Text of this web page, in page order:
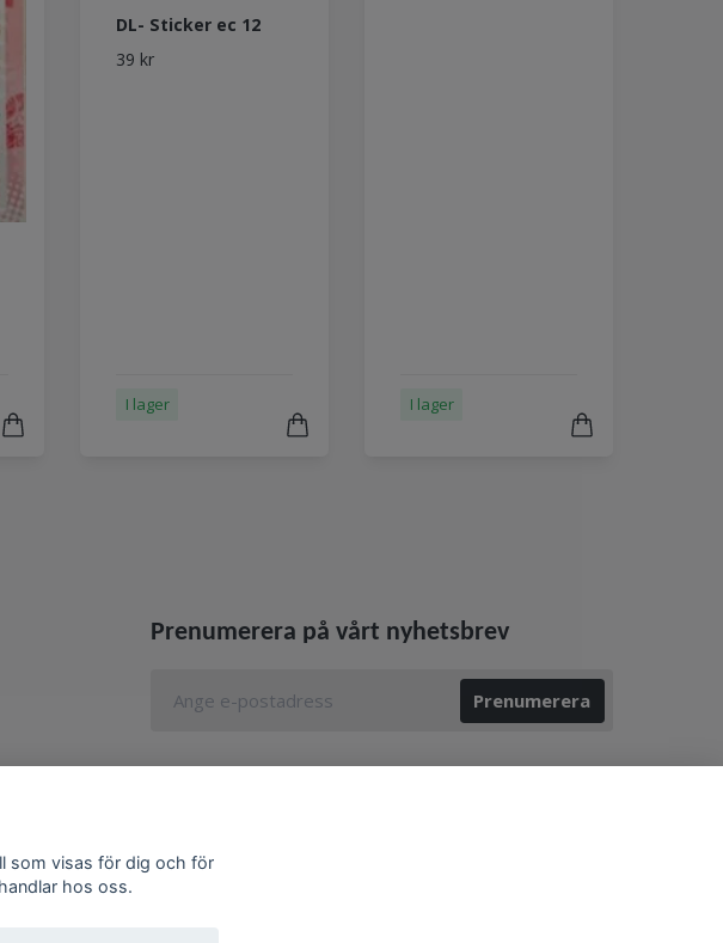
DL- Sticker ec 12
39 kr
I lager I lager
Prenumerera på vårt nyhetsbrev
Prenumerera
som visas för dig och för
hos oss.